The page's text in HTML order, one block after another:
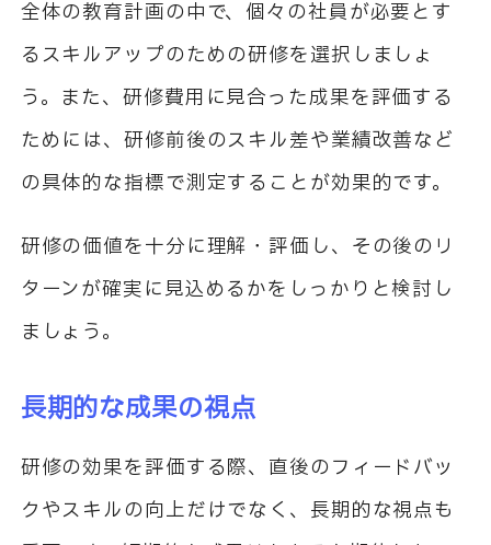
全体の教育計画の中で、個々の社員が必要とす
るスキルアップのための研修を選択しましょ
う。また、研修費用に見合った成果を評価する
ためには、研修前後のスキル差や業績改善など
の具体的な指標で測定することが効果的です。
研修の価値を十分に理解・評価し、その後のリ
ターンが確実に見込めるかをしっかりと検討し
ましょう。
長期的な成果の視点
研修の効果を評価する際、直後のフィードバッ
クやスキルの向上だけでなく、長期的な視点も